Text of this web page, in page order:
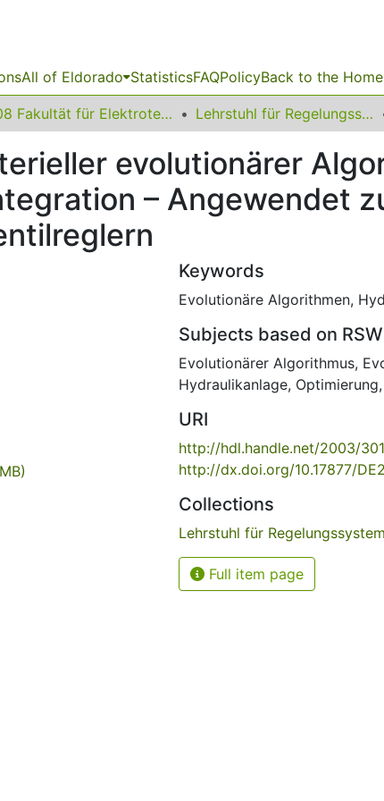
All of Eldorado StatisticsFAQPolicyBack to the
08 Fakultät für Elektrotechnik und Informationstechnik Lehrstuhl für Regelungssystemtechnik
evolutionärer
– Angewendet
Keywords
Evolutionäre Algorithmen,
Subjects based on
Evolutionärer Algorithmus,
Hydraulikanlage, Optimierung,
URI
http://hdl.handle.net/2003/
http://dx.doi.org/10.17877/
Collections
Lehrstuhl für
Full item page